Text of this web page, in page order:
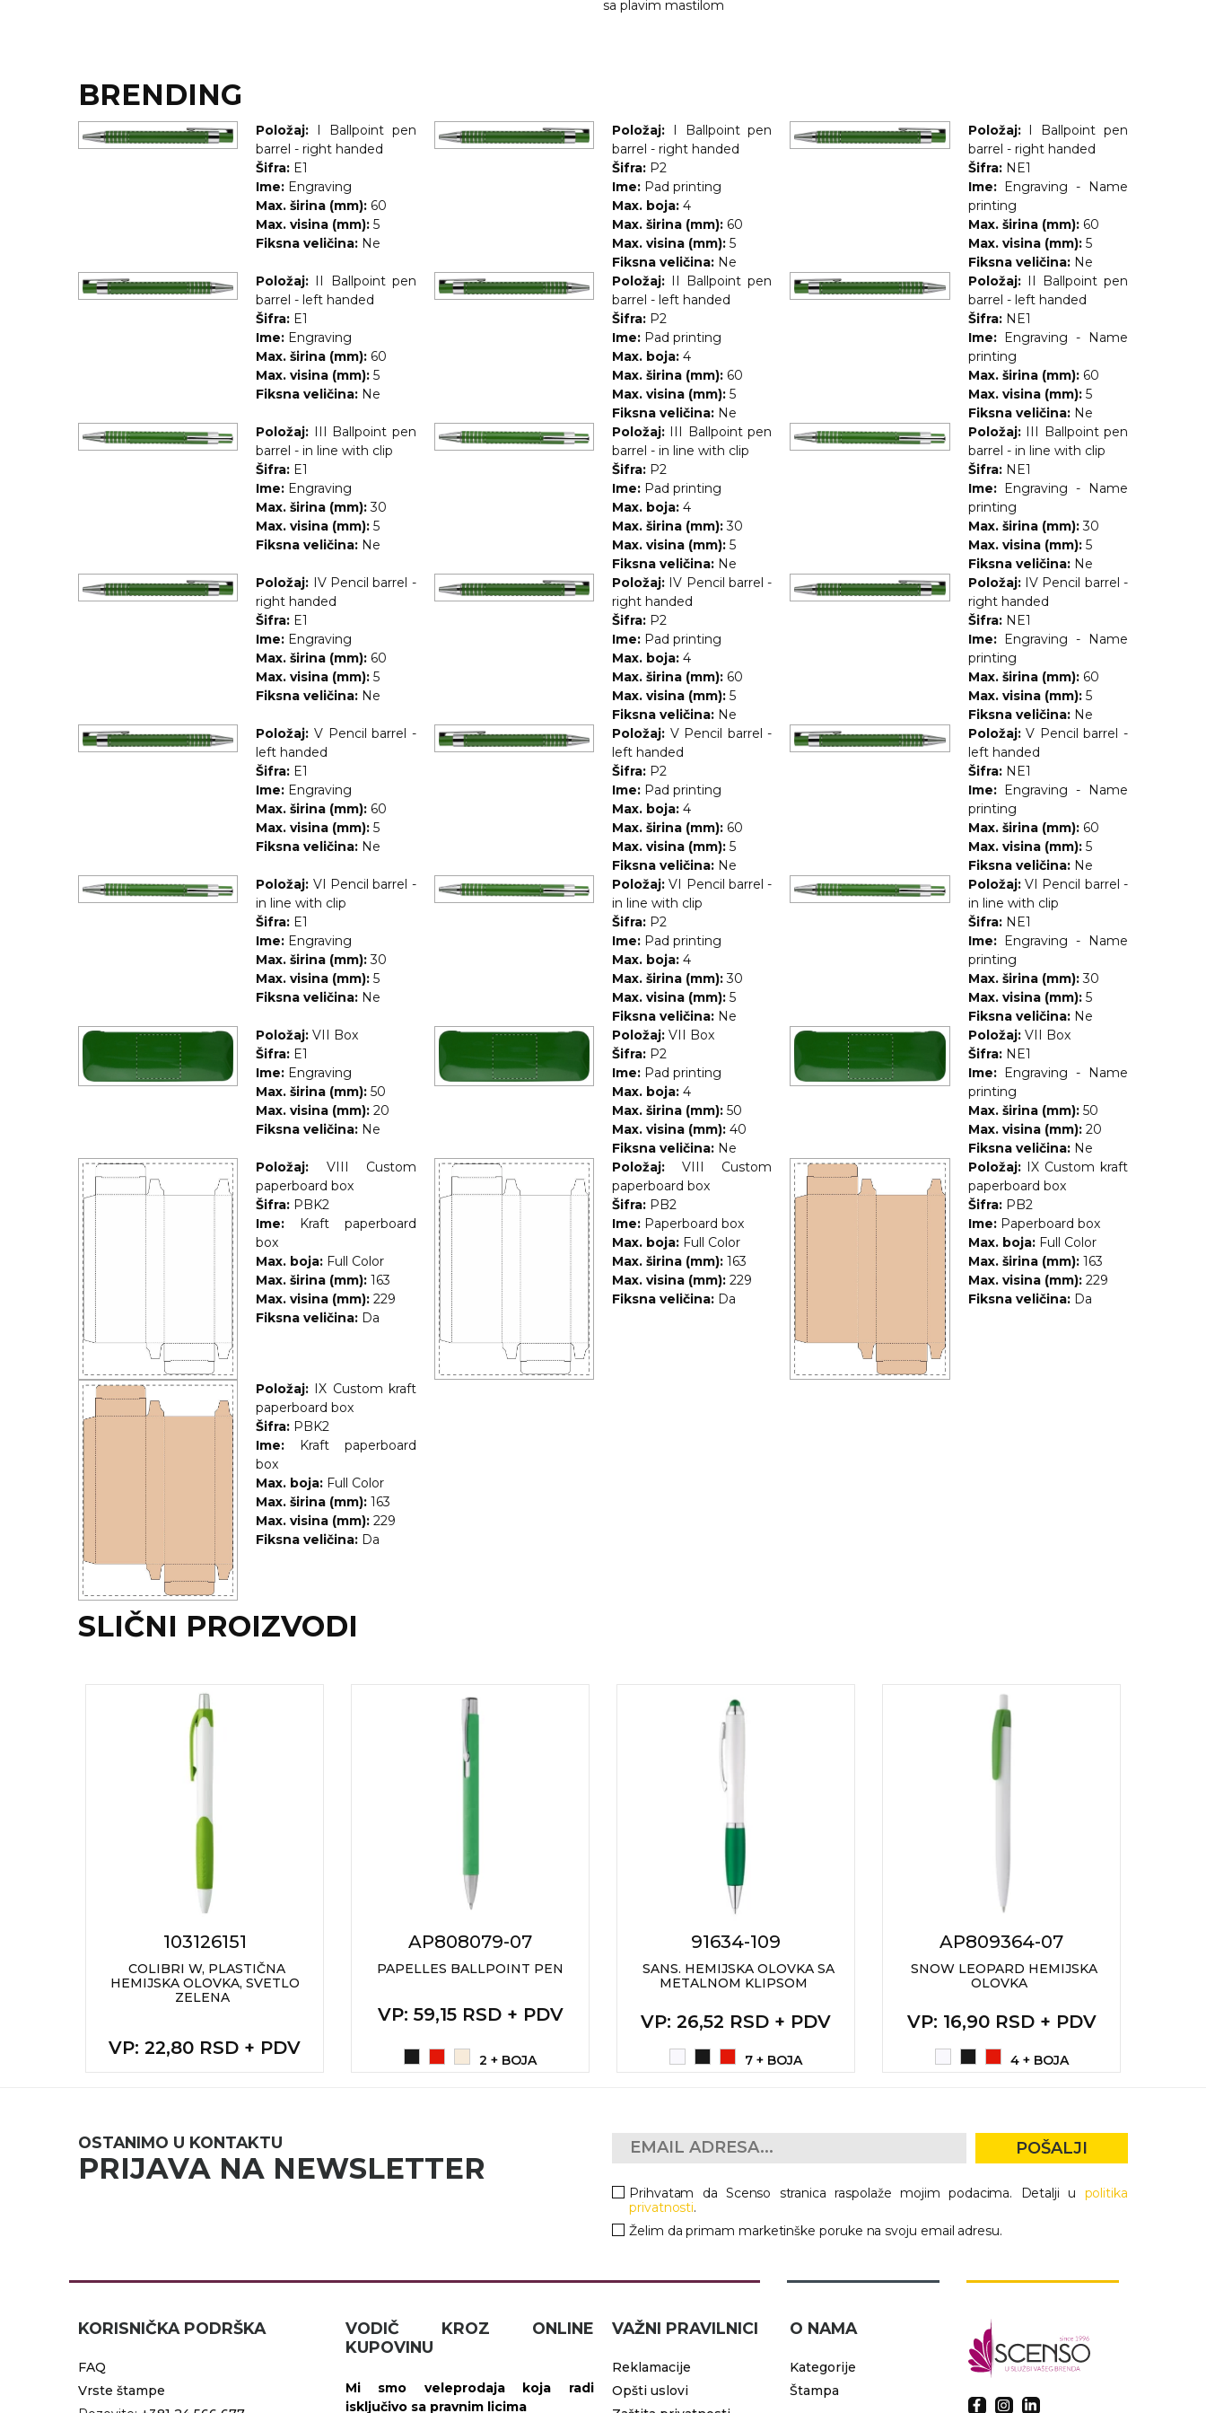
STRETCH TOPS
SUBLIMACIJA
HYGIENIC KOLEKCIJA
DOGAĐAJE
TEHNOLOGIJA
KANCELARIJA
TORBE & PUTOVANJE
sa plavim mastilom
BRENDING
Položaj:
I Ballpoint pen
barrel - right handed
Šifra: E1
Ime: Engraving
Max. širina (mm): 60
Max. visina (mm): 5
Fiksna veličina: Ne
Položaj:
I Ballpoint pen
barrel - right handed
Šifra: P2
Ime: Pad printing
Max. boja: 4
Max. širina (mm): 60
Max. visina (mm): 5
Fiksna veličina: Ne
Položaj: I Ballpoint pen
barrel - right handed
Šifra: NE1
Ime: Engraving - Name
printing
Max. širina (mm): 60
Max. visina (mm): 5
Fiksna veličina: Ne
Položaj: II Ballpoint pen
barrel - left handed
Šifra: E1
Ime: Engraving
Max. širina (mm): 60
Max. visina (mm): 5
Fiksna veličina: Ne
Položaj: II Ballpoint pen
barrel - left handed
Šifra: P2
Ime: Pad printing
Max. boja: 4
Max. širina (mm): 60
Max. visina (mm): 5
Fiksna veličina: Ne
Položaj: II Ballpoint pen
barrel - left handed
Šifra: NE1
Ime: Engraving - Name
printing
Max. širina (mm): 60
Max. visina (mm): 5
Fiksna veličina: Ne
Položaj: III Ballpoint pen
barrel - in line with clip
Šifra: E1
Ime: Engraving
Max. širina (mm): 30
Max. visina (mm): 5
Fiksna veličina: Ne
Položaj: III Ballpoint pen
barrel - in line with clip
Šifra: P2
Ime: Pad printing
Max. boja: 4
Max. širina (mm): 30
Max. visina (mm): 5
Fiksna veličina: Ne
Položaj: III Ballpoint pen
barrel - in line with clip
Šifra: NE1
Ime: Engraving - Name
printing
Max. širina (mm): 30
Max. visina (mm): 5
Fiksna veličina: Ne
Položaj: IV Pencil barrel -
right handed
Šifra: E1
Ime: Engraving
Max. širina (mm): 60
Max. visina (mm): 5
Fiksna veličina: Ne
Položaj: IV Pencil barrel -
right handed
Šifra: P2
Ime: Pad printing
Max. boja: 4
Max. širina (mm): 60
Max. visina (mm): 5
Fiksna veličina: Ne
Položaj: IV Pencil barrel -
right handed
Šifra: NE1
Ime: Engraving - Name
printing
Max. širina (mm): 60
Max. visina (mm): 5
Fiksna veličina: Ne
Položaj: V Pencil barrel -
left handed
Šifra: E1
Ime: Engraving
Max. širina (mm): 60
Max. visina (mm): 5
Fiksna veličina: Ne
Položaj: V Pencil barrel -
left handed
Šifra: P2
Ime: Pad printing
Max. boja: 4
Max. širina (mm): 60
Max. visina (mm): 5
Fiksna veličina: Ne
Položaj: V Pencil barrel -
left handed
Šifra: NE1
Ime: Engraving - Name
printing
Max. širina (mm): 60
Max. visina (mm): 5
Fiksna veličina: Ne
Položaj: VI Pencil barrel -
in line with clip
Šifra: E1
Ime: Engraving
Max. širina (mm): 30
Max. visina (mm): 5
Fiksna veličina: Ne
Položaj: VI Pencil barrel -
in line with clip
Šifra: P2
Ime: Pad printing
Max. boja: 4
Max. širina (mm): 30
Max. visina (mm): 5
Fiksna veličina: Ne
Položaj: VI Pencil barrel -
in line with clip
Šifra: NE1
Ime: Engraving - Name
printing
Max. širina (mm): 30
Max. visina (mm): 5
Fiksna veličina: Ne
Položaj: VII Box
Šifra: E1
Ime: Engraving
Max. širina (mm): 50
Max. visina (mm): 20
Fiksna veličina: Ne
Položaj: VII Box
Šifra: P2
Ime: Pad printing
Max. boja: 4
Max. širina (mm): 50
Max. visina (mm): 40
Fiksna veličina: Ne
Položaj: VII Box
Šifra: NE1
Ime: Engraving - Name
printing
Max. širina (mm): 50
Max. visina (mm): 20
Fiksna veličina: Ne
Položaj:
VIII Custom
paperboard box
Šifra: PBK2
Ime:
Kraft paperboard
box
Max. boja: Full Color
Max. širina (mm): 163
Max. visina (mm): 229
Fiksna veličina: Da
Položaj:
VIII Custom
paperboard box
Šifra: PB2
Ime: Paperboard box
Max. boja: Full Color
Max. širina (mm): 163
Max. visina (mm): 229
Fiksna veličina: Da
Položaj: IX Custom kraft
paperboard box
Šifra: PB2
Ime: Paperboard box
Max. boja: Full Color
Max. širina (mm): 163
Max. visina (mm): 229
Fiksna veličina: Da
Položaj: IX Custom kraft
paperboard box
Šifra: PBK2
Ime:
Kraft paperboard
box
Max. boja: Full Color
Max. širina (mm): 163
Max. visina (mm): 229
Fiksna veličina: Da
SLIČNI PROIZVODI
103126151
COLIBRI W, PLASTIČNA
HEMIJSKA OLOVKA, SVETLO
ZELENA
VP: 22,80 RSD + PDV
AP808079-07
PAPELLES BALLPOINT PEN
VP: 59,15 RSD + PDV
2 + BOJA
91634-109
SANS. HEMIJSKA OLOVKA SA
METALNOM KLIPSOM
VP: 26,52 RSD + PDV
7 + BOJA
AP809364-07
SNOW LEOPARD HEMIJSKA
OLOVKA
VP: 16,90 RSD + PDV
4 + BOJA
OSTANIMO U KONTAKTU
PRIJAVA NA NEWSLETTER
POŠALJI
Prihvatam da Scenso stranica raspolaže mojim podacima. Detalji u politika
privatnosti.
Želim da primam marketinške poruke na svoju email adresu.
KORISNIČKA PODRŠKA
FAQ
Vrste štampe
VODIČ KROZ ONLINE
KUPOVINU
Mi smo veleprodaja koja radi
isključivo sa pravnim licima
VAŽNI PRAVILNICI
Reklamacije
Opšti uslovi
O NAMA
Kategorije
Štampa